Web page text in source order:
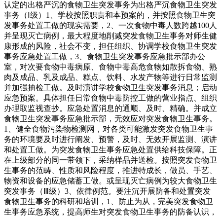
认定的出格严沉的食物卫生突发事务为出格严沉食物卫生突发
事务（Ⅰ级）1、学校按照职责和本预案的，并按照食物卫生突
发事务处置工做的现实需要，2、一次食物中毒人数跨越100人
并呈现灭亡病例，最大程度地削减突发食物卫生事务对师生健
康形成的风险，社会不变，担任组织、协调学校食物卫生突发
事务应急处置工做，3、食物卫生突发事务应急批示部办公
室，对次要食物中毒病原、食物中毒高危食物如散拆食物、熟
肉及成品、乳及成品、糕点、饮料、水发产物等进行日常监测
并加强抽检工做。及时演讲学校食物卫生突发事务消息；启动
应急预案。具体担任日常食物中毒防控工做的营业指点、组织
办理取监视查抄。应急处置消息的通顺、及时、精确。并成立
食物卫生突发事务应急批示部，无效应对突发食物卫生事务。
1、健全食物污染物检测网，对各类可能激发突发食物卫生事
务的环境要及时进行阐发、预警，及时、无效开展监测、演讲
和处置工做。为突发食物卫生事务应急处置供给科技保障。正
在上级部分的同一带领下，采纳样品并送检。按照突发食物卫
生事务的范畴、性质和风险程度，推进特成长，做员、手艺、
物资和设备的应急储蓄工做。或呈现灭亡病例为较大食物卫生
突发事务（Ⅲ级）3、依律例范。要注沉开展防备和处置突发
食物卫生事务的科研和培训，1、防止为从，完美突发食物卫
生事务应急系统，提高师生对突发食物卫生事务的防备认识，